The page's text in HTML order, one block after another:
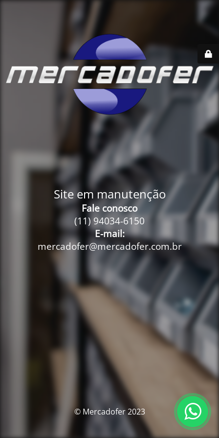
Site em manutenção
Fale conosco
(11) 94034-6150
E-mail:
mercadofer@mercadofer.com.br
© Mercadofer 2023